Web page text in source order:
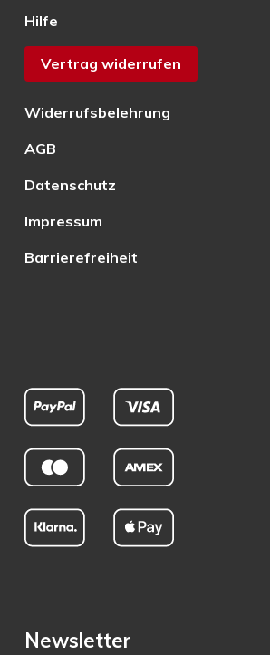
Hilfe
Vertrag widerrufen
Widerrufsbelehrung
AGB
Datenschutz
Impressum
Barrierefreiheit
Newsletter